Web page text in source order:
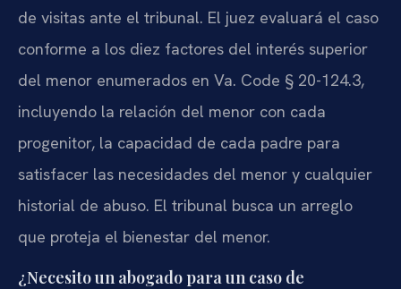
de visitas ante el tribunal. El juez evaluará el caso
conforme a los diez factores del interés superior
del menor enumerados en Va. Code § 20-124.3,
incluyendo la relación del menor con cada
progenitor, la capacidad de cada padre para
satisfacer las necesidades del menor y cualquier
historial de abuso. El tribunal busca un arreglo
que proteja el bienestar del menor.
¿Necesito un abogado para un caso de